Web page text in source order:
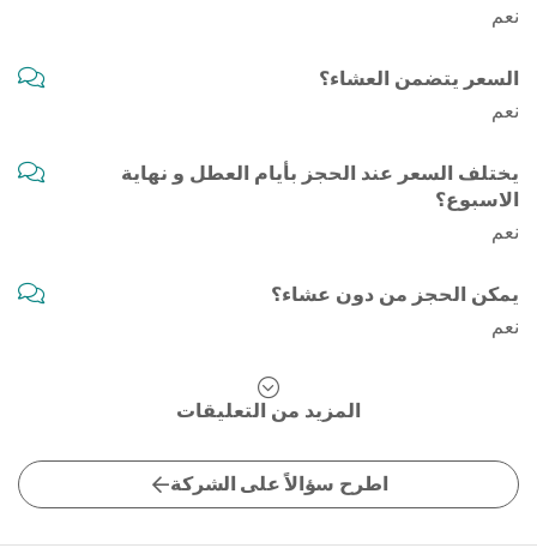
نعم
السعر يتضمن العشاء؟
نعم
يختلف السعر عند الحجز بأيام العطل و نهاية
الاسبوع؟
نعم
يمكن الحجز من دون عشاء؟
نعم
المزيد من التعليقات
اطرح سؤالاً على الشركة